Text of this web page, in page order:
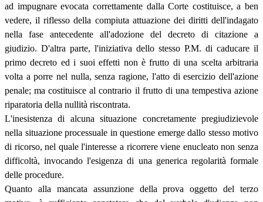
ad impugnare evocata correttamente dalla Corte costituisce, a ben
vedere, il riflesso della compiuta attuazione dei diritti dell'indagato
nella fase antecedente all'adozione del decreto di citazione a
giudizio. D'altra parte, l'iniziativa dello stesso P.M. di caducare il
primo decreto ed i suoi effetti non è frutto di una scelta arbitraria
volta a porre nel nulla, senza ragione, l'atto di esercizio dell'azione
penale; ma costituisce al contrario il frutto di una tempestiva azione
riparatoria della nullità riscontrata.
L'inesistenza di alcuna situazione concretamente pregiudizievole
nella situazione processuale in questione emerge dallo stesso motivo
di ricorso, nel quale l'interesse a ricorrere viene enucleato non senza
difficoltà, invocando l'esigenza di una generica regolarità formale
delle procedure.
Quanto alla mancata assunzione della prova oggetto del terzo